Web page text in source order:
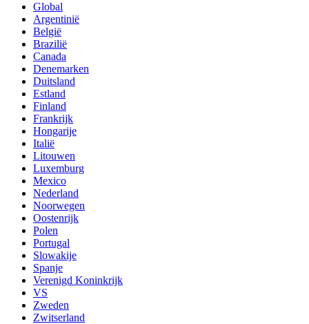
Global
Argentinië
België
Brazilië
Canada
Denemarken
Duitsland
Estland
Finland
Frankrijk
Hongarije
Italië
Litouwen
Luxemburg
Mexico
Nederland
Noorwegen
Oostenrijk
Polen
Portugal
Slowakije
Spanje
Verenigd Koninkrijk
VS
Zweden
Zwitserland